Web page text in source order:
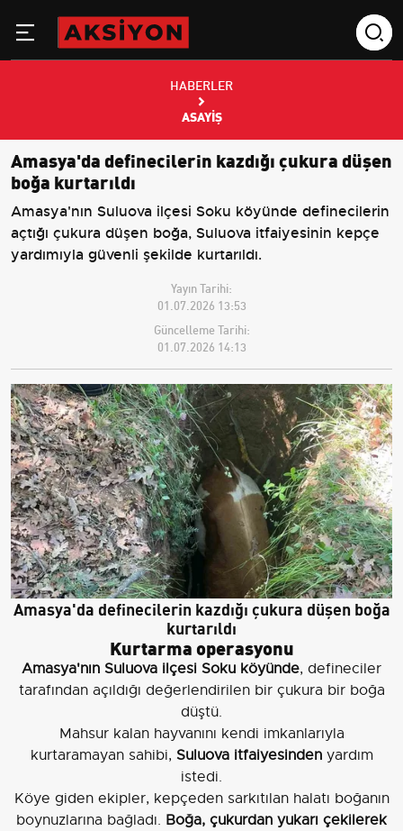
HABERLER
ASAYIŞ
Amasya'da definecilerin kazdığı çukura düşen
boğa kurtarıldı
Amasya'nın Suluova ilçesi Soku köyünde definecilerin
açtığı çukura düşen boğa, Suluova itfaiyesinin kepçe
yardımıyla güvenli şekilde kurtarıldı.
Yayın Tarihi:
01.07.2026 13:53
Güncelleme Tarihi:
01.07.2026 14:13
Amasya'da definecilerin kazdığı çukura düşen boğa
kurtarıldı
Kurtarma operasyonu
Amasya'nın Suluova ilçesi Soku köyünde, defineciler
tarafından açıldığı değerlendirilen bir çukura bir boğa
düştü.
Mahsur kalan hayvanını kendi imkanlarıyla
kurtaramayan sahibi, Suluova itfaiyesindenyardım
istedi.
Köye giden ekipler, kepçeden sarkıtılan halatı boğanın
boynuzlarına bağladı. Boğa, çukurdan yukarı çekilerek